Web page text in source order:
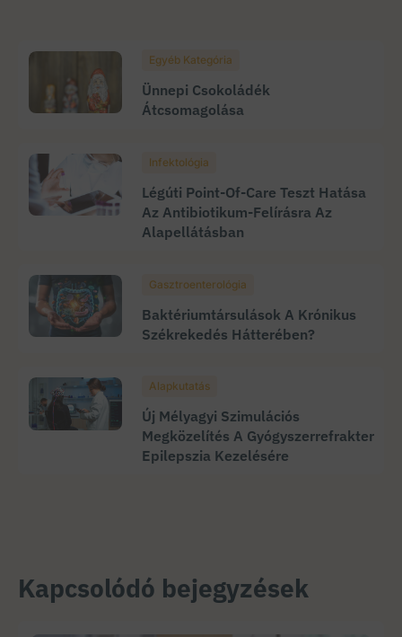
Egyéb Kategória
Ünnepi Csokoládék
Átcsomagolása
Infektológia
Légúti Point-Of-Care Teszt Hatása
Az Antibiotikum-Felírásra Az
Alapellátásban
Gasztroenterológia
Baktériumtársulások A Krónikus
Székrekedés Hátterében?
Alapkutatás
Új Mélyagyi Szimulációs
Megközelítés A Gyógyszerrefrakter
Epilepszia Kezelésére
Kapcsolódó bejegyzések